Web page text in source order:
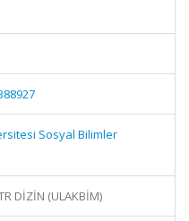
Sosyal Bilimler
DİZİN (ULAKBİM)